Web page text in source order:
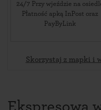
24/7 Przy wjeździe na
Płatność apką InPost oraz
PayByLink
Skorzystaj z mapki i
Ekspresowa